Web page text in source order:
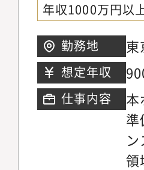
年収1000万円以
勤務地 東
想定年収
仕事内容
領